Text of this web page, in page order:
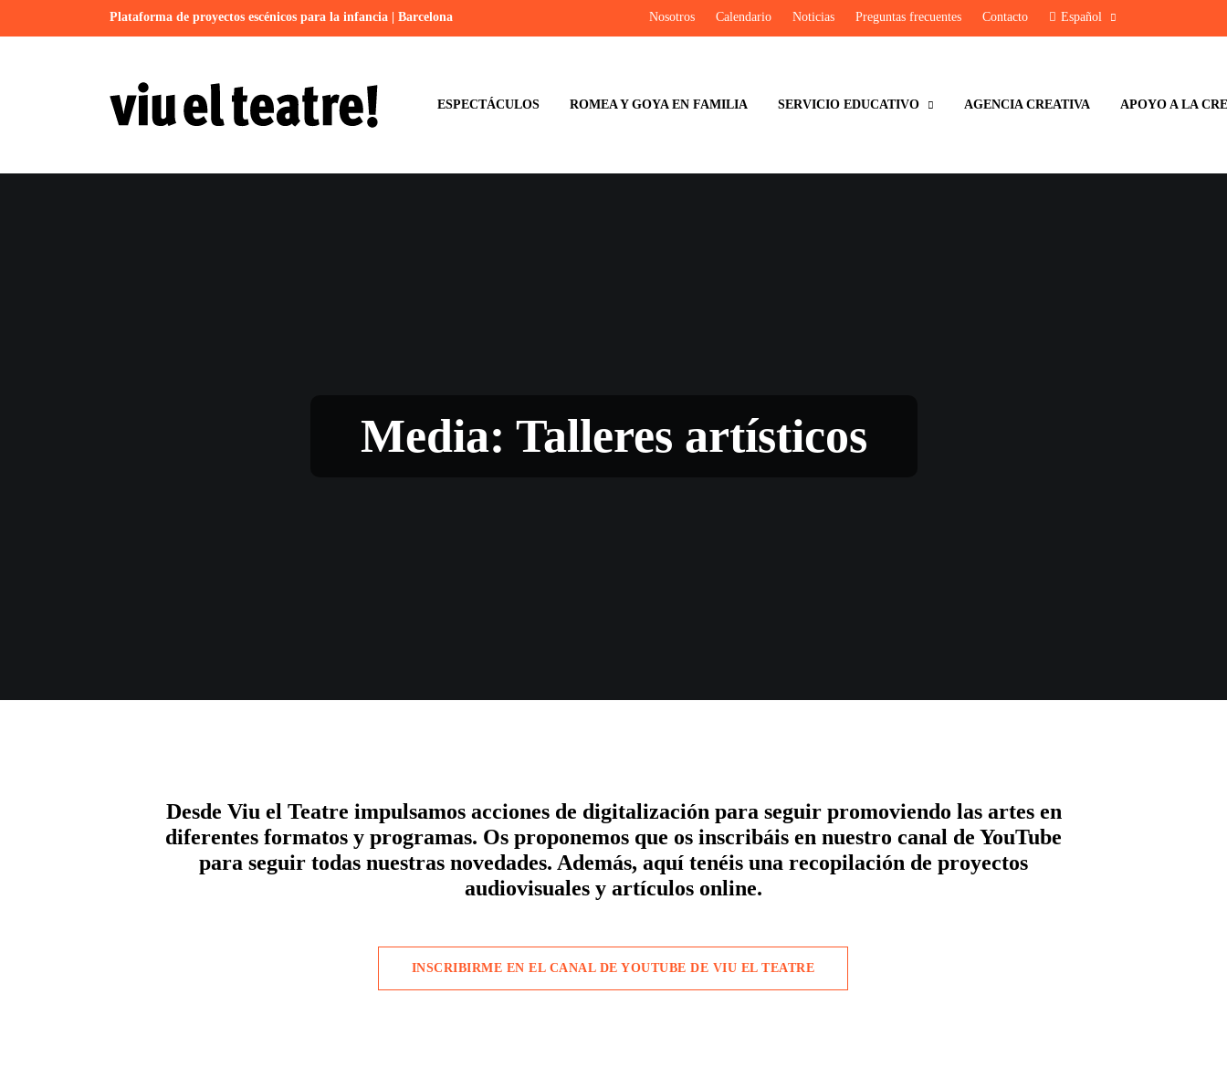
Plataforma de proyectos escénicos para la infancia | Barcelona Nosotros Calendario Noticias Preguntas frecuentes Contacto Español
ESPECTÁCULOS ROMEA Y GOYA EN FAMILIA SERVICIO EDUCATIVO AGENCIA CREATIVA APOYO A LA
Media: Talleres artísticos
Desde Viu el Teatre impulsamos acciones de digitalización para seguir promoviendo las artes en
diferentes formatos y programas. Os proponemos que os inscribáis en nuestro canal de YouTube
para seguir todas nuestras novedades. Además, aquí tenéis una recopilación de proyectos
audiovisuales y artículos online.
INSCRIBIRME EN EL CANAL DE YOUTUBE DE VIU EL TEATRE